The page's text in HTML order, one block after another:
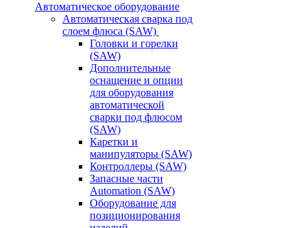
Автоматическое оборудование
Автоматическая сварка под
слоем флюса (SAW)
Головки и горелки
(SAW)
Дополнительные
оснащение и опции
для оборудования
автоматической
сварки под флюсом
(SAW)
Каретки и
манипуляторы (SAW)
Контроллеры (SAW)
Запасные части
Automation (SAW)
Оборудование для
позиционирования